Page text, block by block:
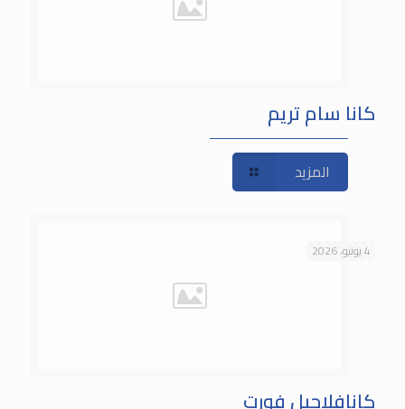
كانا سام تريم
المزيد
4 يونيو، 2026
كانافلاجيل فورت